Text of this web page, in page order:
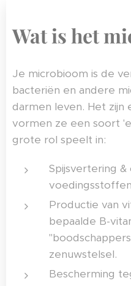
Wat is het
Je microbioom is de
bacteriën en andere
darmen leven. Het zijn
vormen ze een soort
grote rol speelt in:
Spijsvertering &
voedingsstoffen
Productie van
bepaalde B-
zenuwstelsel.
Bescherming